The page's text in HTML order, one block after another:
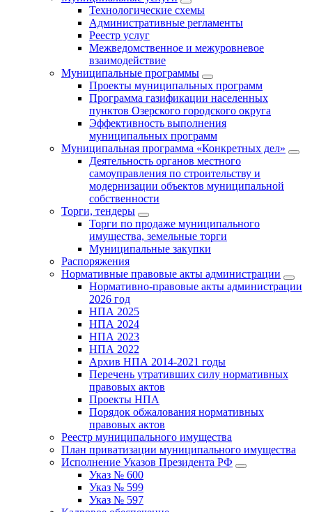
Технологические схемы
Административные регламенты
Реестр услуг
Межведомственное и межуровневое
взаимодействие
Муниципальные программы
Проекты муниципальных программ
Программа газификации населенных
пунктов Озерского городского округа
Эффективность выполнения
муниципальных программ
Муниципальная программа «Конкретных дел»
Деятельность органов местного
самоуправления по строительству и
модернизации объектов муниципальной
собственности
Торги, тендеры
Торги по продаже муниципального
имущества, земельные торги
Муниципальные закупки
Распоряжения
Нормативные правовые акты администрации
Нормативно-правовые акты администрации
2026 год
НПА 2025
НПА 2024
НПА 2023
НПА 2022
Архив НПА 2014-2021 годы
Перечень утративших силу нормативных
правовых актов
Проекты НПА
Порядок обжалования нормативных
правовых актов
Реестр муниципального имущества
План приватизации муниципального имущества
Исполнение Указов Президента РФ
Указ № 600
Указ № 599
Указ № 597